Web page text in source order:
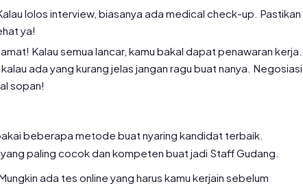
lolos interview, biasanya ada medical check-up. Pastikan
ya!
Kalau semua lancar, kamu bakal dapat penawaran kerja.
ada yang kurang jelas jangan ragu buat nanya. Negosiasi
sopan!
beberapa metode buat nyaring kandidat terbaik.
paling cocok dan kompeten buat jadi Staff Gudang.
ada tes online yang harus kamu kerjain sebelum